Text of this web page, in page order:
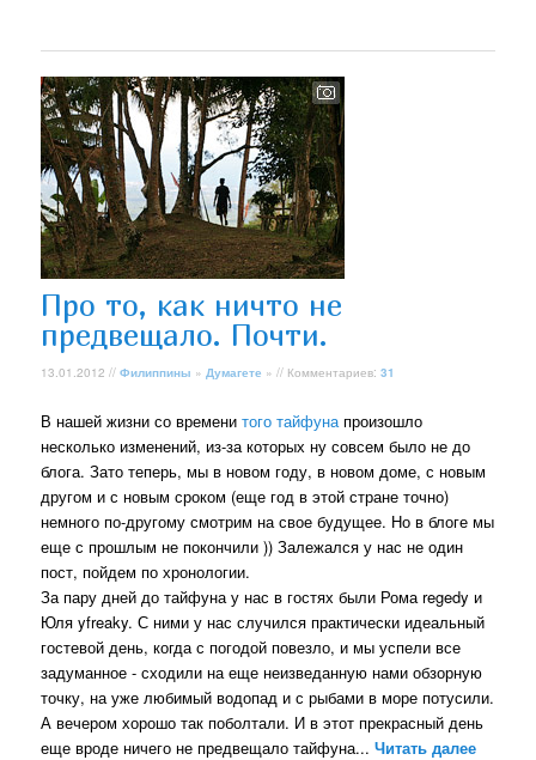
Про то, как ничто не
предвещало. Почти.
13.01.2012 //Филиппины » Думагете » // Комментариев:31
В нашей жизни со временитого тайфуна произошло
несколько изменений, из-за которых ну совсем было не до
блога. Зато теперь, мы в новом году, в новом доме, с новым
другом и с новым сроком (еще год в этой стране точно)
немного по-другому смотрим на свое будущее. Но в блоге мы
еще с прошлым не покончили )) Залежался у нас не один
пост, пойдем по хронологии.
За пару дней до тайфуна у нас в гостях были Рома regedy и
Юля yfreaky. С ними у нас случился практически идеальный
гостевой день, когда с погодой повезло, и мы успели все
задуманное - сходили на еще неизведанную нами обзорную
точку, на уже любимый водопад и с рыбами в море потусили.
А вечером хорошо так поболтали. И в этот прекрасный день
еще вроде ничего не предвещало тайфуна...Читать далее